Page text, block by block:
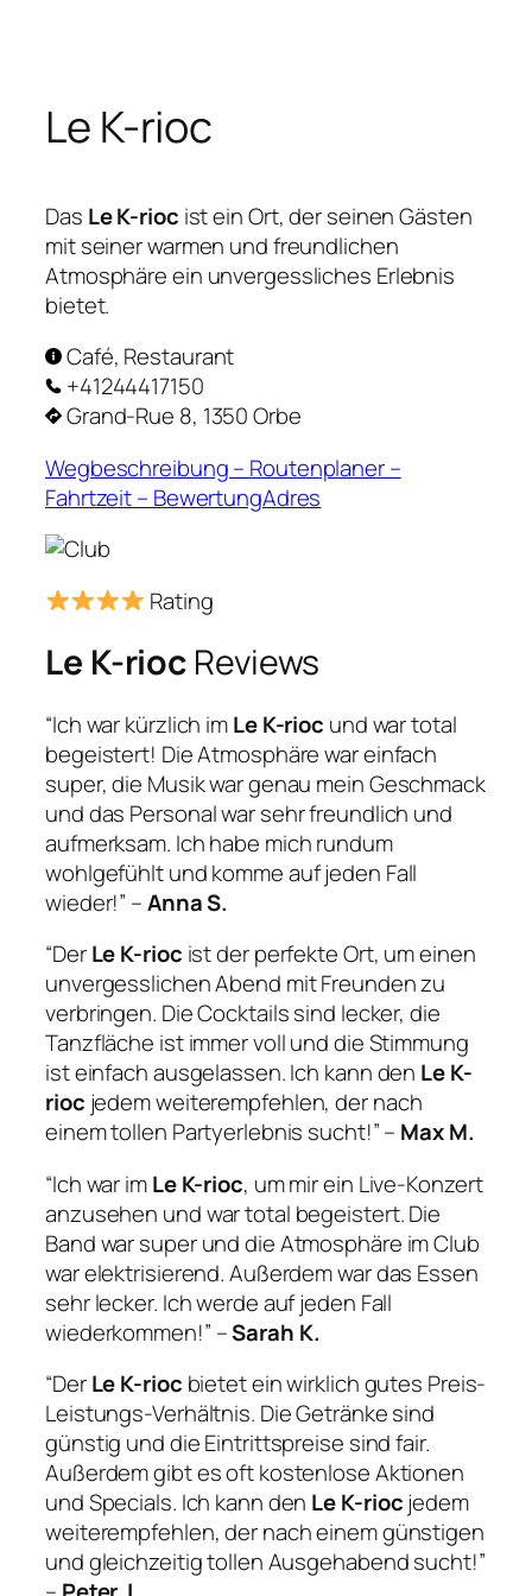
springen
Le K-rioc
Das Le K-rioc ist ein Ort, der seinen Gästen
mit seiner warmen und freundlichen
Atmosphäre ein unvergessliches Erlebnis
bietet.
Café, Restaurant
+41244417150
Grand-Rue 8, 1350 Orbe
Wegbeschreibung – Routenplaner –
Fahrtzeit – BewertungAdres
Rating
Le K-rioc Reviews
“Ich war kürzlich imLe K-rioc und war total
begeistert! Die Atmosphäre war einfach
super, die Musik war genau mein Geschmack
und das Personal war sehr freundlich und
aufmerksam. Ich habe mich rundum
wohlgefühlt und komme auf jeden Fall
wieder!” –Anna S.
“DerLe K-rioc ist der perfekte Ort, um einen
unvergesslichen Abend mit Freunden zu
verbringen. Die Cocktails sind lecker, die
Tanzfläche ist immer voll und die Stimmung
ist einfach ausgelassen. Ich kann den Le K-
rioc jedem weiterempfehlen, der nach
einem tollen Partyerlebnis sucht!” – Max M.
“Ich war imLe K-rioc, um mir ein Live-Konzert
anzusehen und war total begeistert. Die
Band war super und die Atmosphäre im Club
war elektrisierend. Außerdem war das Essen
sehr lecker. Ich werde auf jeden Fall
wiederkommen!” –Sarah K.
“DerLe K-rioc bietet ein wirklich gutes Preis-
Leistungs-Verhältnis. Die Getränke sind
günstig und die Eintrittspreise sind fair.
Außerdem gibt es oft kostenlose Aktionen
und Specials. Ich kann den Le K-riocjedem
weiterempfehlen, der nach einem günstigen
und gleichzeitig tollen Ausgehabend sucht!”